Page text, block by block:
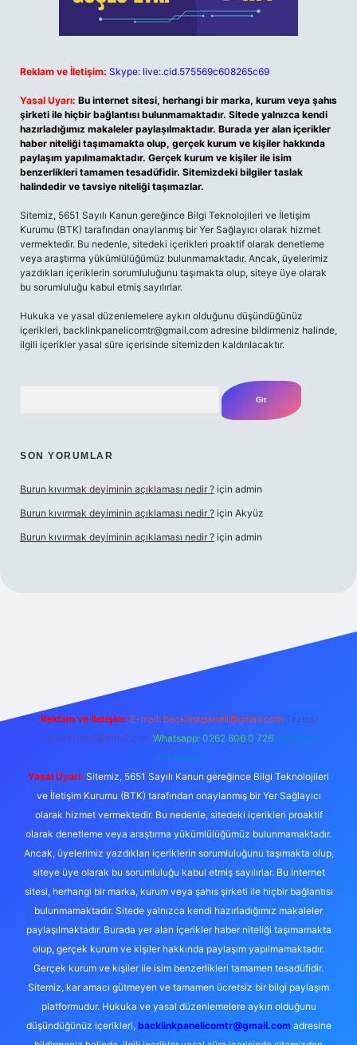
Reklam ve İletişim: Skype: live:.cid.575569c608265c69
Yasal Uyarı: Bu internet sitesi, herhangi bir marka, kurum veya şahıs
şirketi ile hiçbir bağlantısı bulunmamaktadır. Sitede yalnızca kendi
hazırladığımız makaleler paylaşılmaktadır. Burada yer alan içerikler
haber niteliği taşımamakta olup, gerçek kurum ve kişiler hakkında
paylaşım yapılmamaktadır. Gerçek kurum ve kişiler ile isim
benzerlikleri tamamen tesadüfidir. Sitemizdeki bilgiler taslak
halindedir ve tavsiye niteliği taşımazlar.
Sitemiz, 5651 Sayılı Kanun gereğince Bilgi Teknolojileri ve İletişim
Kurumu (BTK) tarafından onaylanmış bir Yer Sağlayıcı olarak hizmet
vermektedir. Bu nedenle, sitedeki içerikleri proaktif olarak denetleme
veya araştırma yükümlülüğümüz bulunmamaktadır. Ancak, üyelerimiz
yazdıkları içeriklerin sorumluluğunu taşımakta olup, siteye üye olarak
bu sorumluluğu kabul etmiş sayılırlar.
Hukuka ve yasal düzenlemelere aykırı olduğunu düşündüğünüz
içerikleri, backlinkpanelicomtr@gmail.com adresine bildirmeniz halinde,
ilgili içerikler yasal süre içerisinde sitemizden kaldırılacaktır.
SON YORUMLAR
Burun kıvırmak deyiminin açıklaması nedir ? için admin
Burun kıvırmak deyiminin açıklaması nedir ? için Akyüz
Burun kıvırmak deyiminin açıklaması nedir ? için admin
Reklam ve İletişim: E-mail: backlinkpaneli@gmail.com Teams:
forumhizmeti@gmail.com Whatsapp: 0262 606 0 726 Telegram:
@karabul
Yasal Uyarı: Sitemiz, 5651 Sayılı Kanun gereğince Bilgi Teknolojileri
ve İletişim Kurumu (BTK) tarafından onaylanmış bir Yer Sağlayıcı
olarak hizmet vermektedir. Bu nedenle, sitedeki içerikleri proaktif
olarak denetleme veya araştırma yükümlülüğümüz bulunmamaktadır.
Ancak, üyelerimiz yazdıkları içeriklerin sorumluluğunu taşımakta olup,
siteye üye olarak bu sorumluluğu kabul etmiş sayılırlar. Bu internet
sitesi, herhangi bir marka, kurum veya şahıs şirketi ile hiçbir bağlantısı
bulunmamaktadır. Sitede yalnızca kendi hazırladığımız makaleler
paylaşılmaktadır. Burada yer alan içerikler haber niteliği taşımamakta
olup, gerçek kurum ve kişiler hakkında paylaşım yapılmamaktadır.
Gerçek kurum ve kişiler ile isim benzerlikleri tamamen tesadüfidir.
Sitemiz, kar amacı gütmeyen ve tamamen ücretsiz bir bilgi paylaşım
platformudur. Hukuka ve yasal düzenlemelere aykırı olduğunu
düşündüğünüz içerikleri, backlinkpanelicomtr@gmail.comadresine